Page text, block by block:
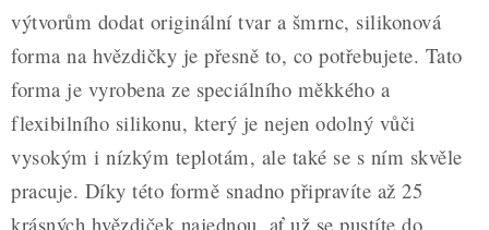
výtvorům dodat originální tvar a šmrnc, silikonová
forma na hvězdičky je přesně to, co potřebujete. Tato
forma je vyrobena ze speciálního měkkého a
flexibilního silikonu, který je nejen odolný vůči
vysokým i nízkým teplotám, ale také se s ním skvěle
pracuje. Díky této formě snadno připravíte až 25
krásných hvězdiček najednou, ať už se pustíte do